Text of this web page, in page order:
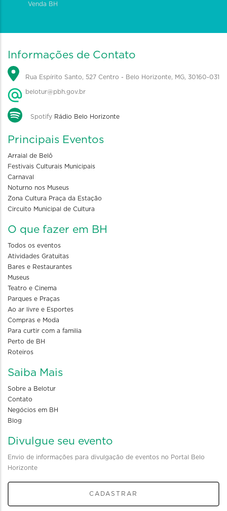
Venda BH
Informações de Contato
Rua Espírito Santo, 527 Centro - Belo Horizonte, MG, 30160-031
belotur@pbh.gov.br
Spotify Rádio Belo Horizonte
Principais Eventos
Arraial de Belô
Festivais Culturais Municipais
Carnaval
Noturno nos Museus
Zona Cultura Praça da Estação
Circuito Municipal de Cultura
O que fazer em BH
Todos os eventos
Atividades Gratuitas
Bares e Restaurantes
Museus
Teatro e Cinema
Parques e Praças
Ao ar livre e Esportes
Compras e Moda
Para curtir com a familia
Perto de BH
Roteiros
Saiba Mais
Sobre a Belotur
Contato
Negócios em BH
Blog
Divulgue seu evento
Envio de informações para divulgação de eventos no Portal Belo
Horizonte
CADASTRAR